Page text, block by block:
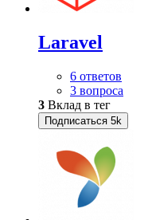
Laravel
6 ответов
3 вопроса
3 Вклад в тег
Подписаться 5k